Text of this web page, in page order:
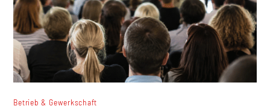
Betrieb & Gewerkschaft